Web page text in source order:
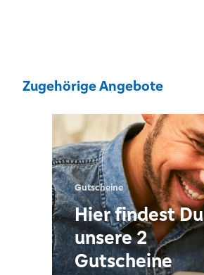
Zugehörige Angebote
Gutscheine
Hier findest Du
unsere 2
Gutscheine